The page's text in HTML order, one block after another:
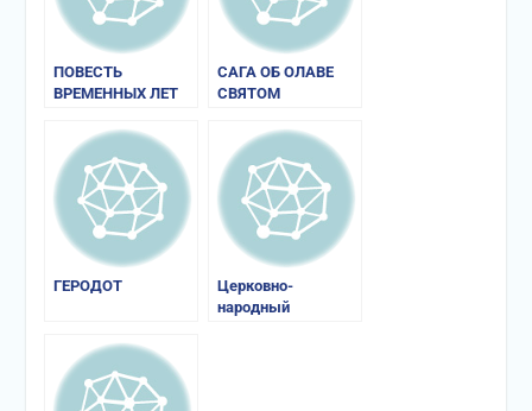
ПОВЕСТЬ
ВРЕМЕННЫХ ЛЕТ
САГА ОБ ОЛАВЕ
СВЯТОМ
ГЕРОДОТ
Церковно-
народный